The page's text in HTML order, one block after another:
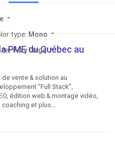
arrow_drop_down
type: Mono arrow_drop_down
Very large arrow_drop_down
PME du Québec au
vente & solution au
“Full Stack”,
édition web & montage vidéo,
coaching et plus…